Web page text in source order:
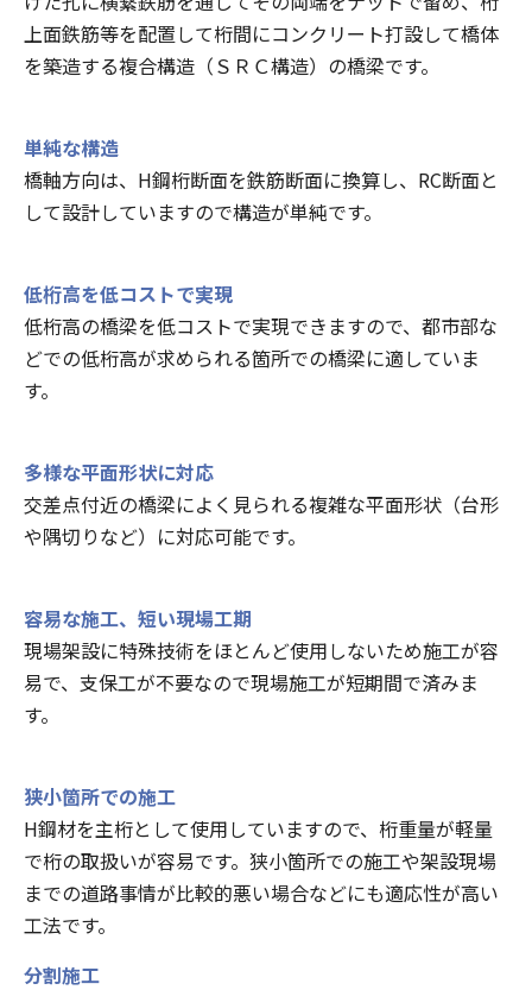
上面鉄筋等を配置して桁間にコンクリート打設して橋体
を築造する複合構造（ＳＲＣ構造）の橋梁です。
単純な構造
橋軸方向は、H鋼桁断面を鉄筋断面に換算し、RC断面と
して設計していますので構造が単純です。
低桁高を低コストで実現
低桁高の橋梁を低コストで実現できますので、都市部な
どでの低桁高が求められる箇所での橋梁に適していま
す。
多様な平面形状に対応
交差点付近の橋梁によく見られる複雑な平面形状（台形
や隅切りなど）に対応可能です。
容易な施工、短い現場工期
現場架設に特殊技術をほとんど使用しないため施工が容
易で、支保工が不要なので現場施工が短期間で済みま
す。
狭小箇所での施工
H鋼材を主桁として使用していますので、桁重量が軽量
で桁の取扱いが容易です。狭小箇所での施工や架設現場
までの道路事情が比較的悪い場合などにも適応性が高い
工法です。
分割施工